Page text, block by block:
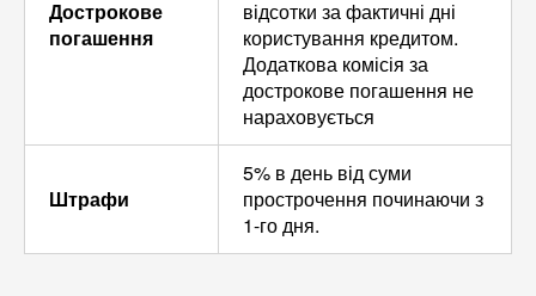
Дострокове
погашення
відсотки за фактичні дні
користування кредитом.
Додаткова комісія за
дострокове погашення не
нараховується
Штрафи
5% в день від суми
прострочення починаючи з
1-го дня.